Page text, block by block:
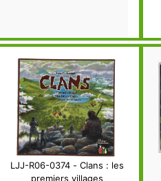
LJJ-R06-0374 - Clans : les
premiers villages